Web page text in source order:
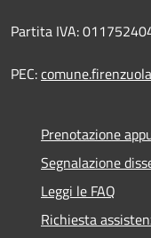
Partita IVA:
PEC:
Prenotazione
Segnalazione
Leggi le FAQ
Richiesta